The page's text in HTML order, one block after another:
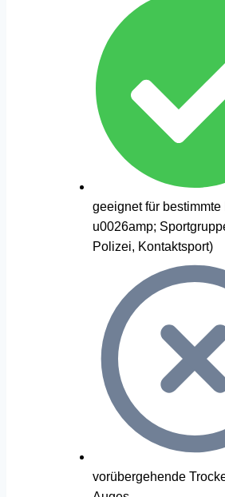
geeignet für bestimmte
u0026amp;
Polizei, Kontaktsport)
vorübergehende